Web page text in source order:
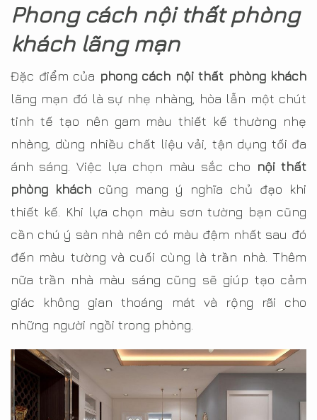
Phong cách nội thất phòng
khách lãng mạn
Đặc điểm của phong cách nội thất phòng khách
lãng mạn đó là sự nhẹ nhàng, hòa lẫn một chút
tinh tế tạo nên gam màu thiết kế thường nhẹ
nhàng, dùng nhiều chất liệu vải, tận dụng tối đa
ánh sáng. Việc lựa chọn màu sắc cho nội thất
phòng khách cũng mang ý nghĩa chủ đạo khi
thiết kế. Khi lựa chọn màu sơn tường bạn cũng
cần chú ý sàn nhà nên có màu đậm nhất sau đó
đến màu tường và cuối cùng là trần nhà. Thêm
nữa trần nhà màu sáng cũng sẽ giúp tạo cảm
giác không gian thoáng mát và rộng rãi cho
những người ngồi trong phòng.